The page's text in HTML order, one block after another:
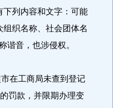
下列内容和文字：可能
织名称、社会团体名
谐音，也涉侵权。
在工商局未查到登记
罚款，并限期办理变